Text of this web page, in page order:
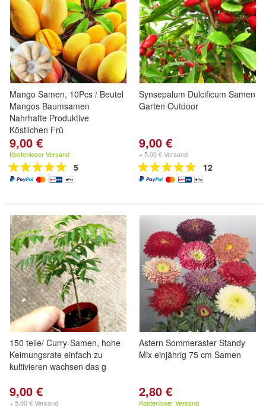
Mango Samen, 10Pcs / Beutel
Mangos Baumsamen
Nahrhafte Produktive
Köstlichen Frü
9,00 €
Kostenloser Versand
5
Synsepalum Dulcificum Samen
Garten Outdoor
9,00 €
+ 5,00 € Versand
12
150 teile/ Curry-Samen, hohe
Keimungsrate einfach zu
kultivieren wachsen das g
9,00 €
+ 5,00 € Versand
Astern Sommeraster Standy
Mix einjährig 75 cm Samen
2,80 €
Kostenloser Versand